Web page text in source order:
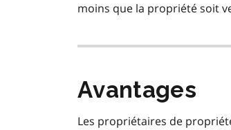
moins que la propriété soit
Avantages
Les propriétaires de